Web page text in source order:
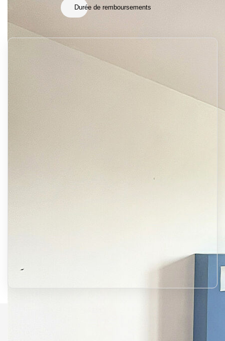
Durée de remboursements